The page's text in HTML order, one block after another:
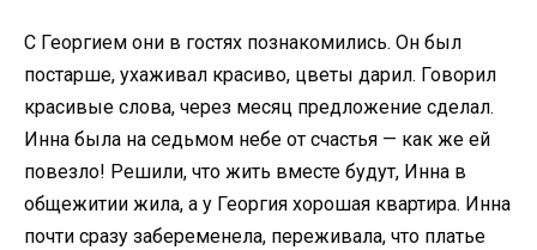
С Георгием они в гостях познакомились. Он был
постарше, ухаживал красиво, цветы дарил. Говорил
красивые слова, через месяц предложение сделал.
Инна была на седьмом небе от счастья — как же ей
повезло! Решили, что жить вместе будут, Инна в
общежитии жила, а у Георгия хорошая квартира. Инна
почти сразу забеременела, переживала, что платье